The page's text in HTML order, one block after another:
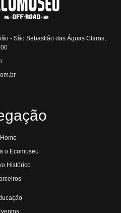
- São Sebastião das Águas Claras,
Home
o Ecomuseu
Histórico